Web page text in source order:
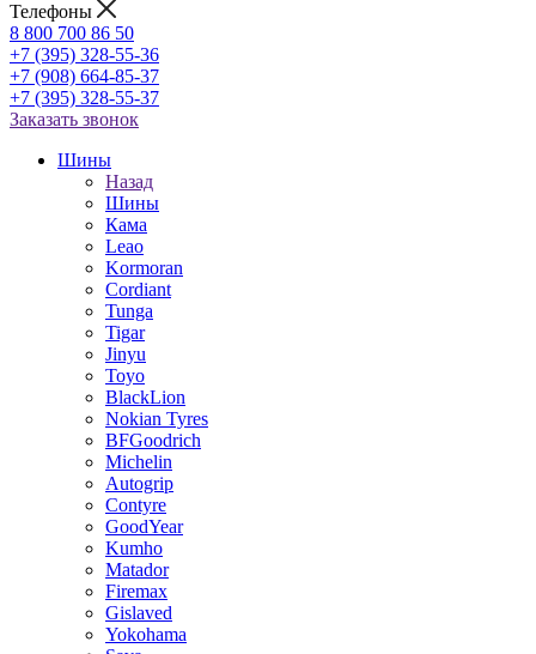
Телефоны
8 800 700 86 50
+7 (395) 328-55-36
+7 (908) 664-85-37
+7 (395) 328-55-37
Заказать звонок
Шины
Назад
Шины
Кама
Leao
Kormoran
Cordiant
Tunga
Tigar
Jinyu
Toyo
BlackLion
Nokian Tyres
BFGoodrich
Michelin
Autogrip
Contyre
GoodYear
Kumho
Matador
Firemax
Gislaved
Yokohama